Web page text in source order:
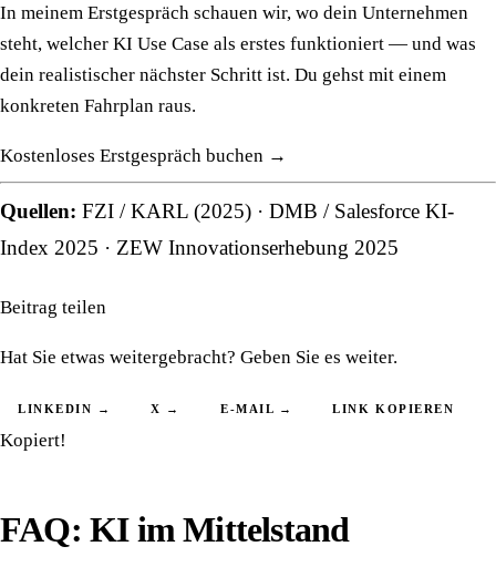
In meinem Erstgespräch schauen wir, wo dein Unternehmen
steht, welcher KI Use Case als erstes funktioniert — und was
dein realistischer nächster Schritt ist. Du gehst mit einem
konkreten Fahrplan raus.
Kostenloses Erstgespräch buchen →
Quellen: FZI / KARL (2025) · DMB / Salesforce KI-
Index 2025 · ZEW Innovationserhebung 2025
Beitrag teilen
Hat Sie etwas weitergebracht? Geben Sie es weiter.
LINKEDIN → X → E-MAIL → LINK KOPIEREN
Kopiert!
FAQ: KI im Mittelstand